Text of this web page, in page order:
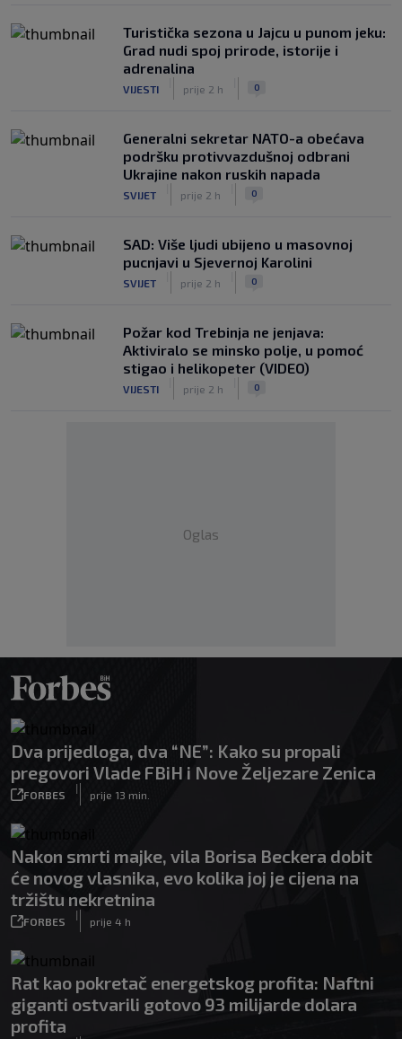
Turistička sezona u Jajcu u punom jeku:
Grad nudi spoj prirode, istorije i
adrenalina
VIJESTI prije 2 h 0
Generalni sekretar NATO-a obećava
podršku protivvazdušnoj odbrani
Ukrajine nakon ruskih napada
SVIJET prije 2 h 0
SAD: Više ljudi ubijeno u masovnoj
pucnjavi u Sjevernoj Karolini
SVIJET prije 2 h 0
Požar kod Trebinja ne jenjava:
Aktiviralo se minsko polje, u pomoć
stigao i helikopeter (VIDEO)
VIJESTI prije 2 h 0
Oglas
Dva prijedloga, dva “NE”: Kako su propali
pregovori Vlade FBiH i Nove Željezare Zenica
FORBES
|
prije 13 min.
Nakon smrti majke, vila Borisa Beckera dobit
će novog vlasnika, evo kolika joj je cijena na
tržištu nekretnina
FORBES
|
prije 4 h
Rat kao pokretač energetskog profita: Naftni
giganti ostvarili gotovo 93 milijarde dolara
profita